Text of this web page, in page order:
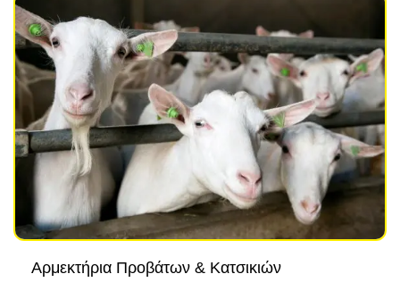
Αρμεκτήρια Προβάτων & Κατσικιών